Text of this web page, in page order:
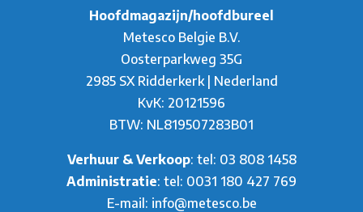
Hoofdmagazijn/hoofdbureel
Metesco Belgie B.V.
Oosterparkweg 35G
2985 SX Ridderkerk | Nederland
KvK: 20121596
BTW: NL819507283B01
Verhuur & Verkoop: tel: 03 808 1458
Administratie: tel: 0031 180 427 769
E-mail: info@metesco.be